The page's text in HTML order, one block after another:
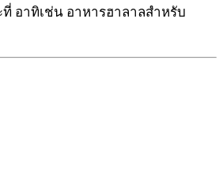
อาทิเช่น อาหารฮาลาลสำหรับ